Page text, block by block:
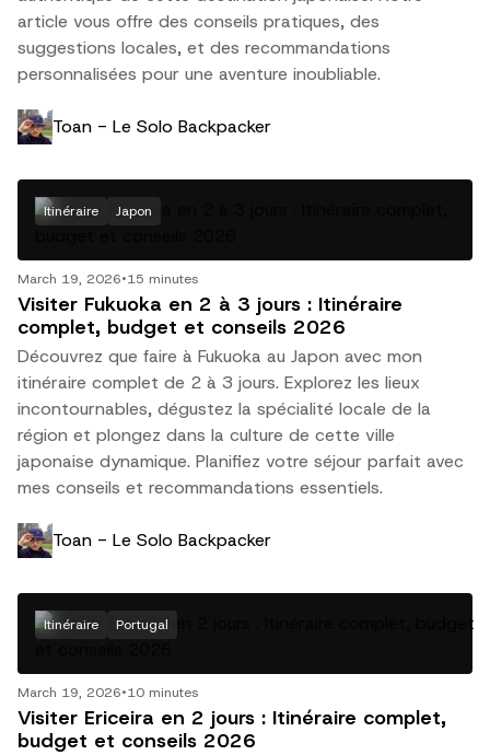
article vous offre des conseils pratiques, des
suggestions locales, et des recommandations
personnalisées pour une aventure inoubliable.
Toan - Le Solo Backpacker
Itinéraire Japon
March 19, 2026•15 minutes
Visiter Fukuoka en 2 à 3 jours : Itinéraire
complet, budget et conseils 2026
Découvrez que faire à Fukuoka au Japon avec mon
itinéraire complet de 2 à 3 jours. Explorez les lieux
incontournables, dégustez la spécialité locale de la
région et plongez dans la culture de cette ville
japonaise dynamique. Planifiez votre séjour parfait avec
mes conseils et recommandations essentiels.
Toan - Le Solo Backpacker
Itinéraire Portugal
March 19, 2026•10 minutes
Visiter Ericeira en 2 jours : Itinéraire complet,
budget et conseils 2026